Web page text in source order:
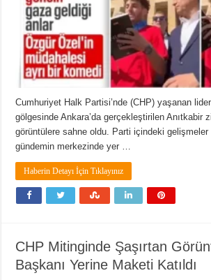
Cumhuriyet Halk Partisi’nde (CHP) yaşanan
gölgesinde Ankara’da gerçekleştirilen Anıtkabir
görüntülere sahne oldu. Parti içindeki
gündemin merkezinde yer …
Haberin Detayı İçin Tıklayınız
CHP Mitinginde Şaşırtan
Başkanı Yerine Maketi Katıldı